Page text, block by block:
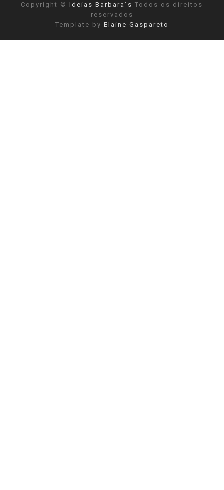
Copyright © Ideias Barbara´s Todos os direitos
reservados
Template by Elaine Gaspareto